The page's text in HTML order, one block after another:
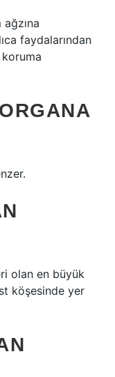
faydalarından
olan en büyük
köşesinde yer